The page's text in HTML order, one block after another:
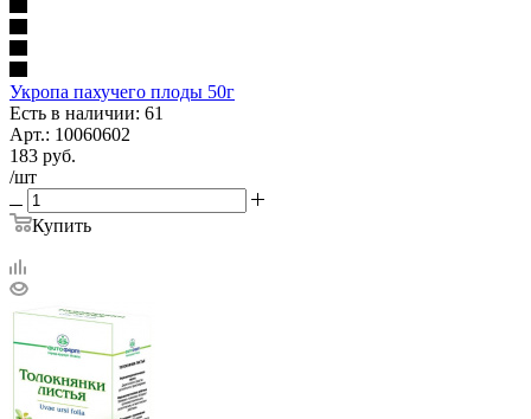
Укропа пахучего плоды 50г
Есть в наличии: 61
Арт.: 10060602
183 руб.
/шт
Купить